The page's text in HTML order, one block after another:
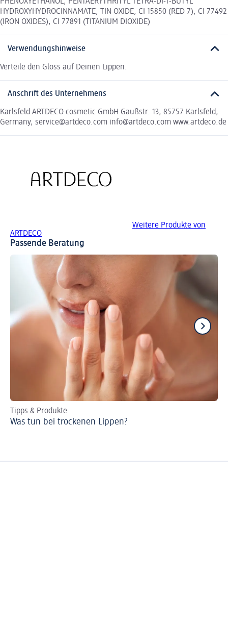
PHENOXYETHANOL, PENTAERYTHRITYL TETRA-DI-T-BUTYL
HYDROXYHYDROCINNAMATE, TIN OXIDE, CI 15850 (RED 7), CI 77492
(IRON OXIDES), CI 77891 (TITANIUM DIOXIDE)
Verwendungshinweise
Verteile den Gloss auf Deinen Lippen.
Anschrift des Unternehmens
Karlsfeld ARTDECO cosmetic GmbH Gaußstr. 13, 85757 Karlsfeld,
Germany, service@artdeco.com info@artdeco.com www.artdeco.de
Weitere Produkte von
ARTDECO
Passende Beratung
Tipps & Produkte
Was tun bei trockenen Lippen?